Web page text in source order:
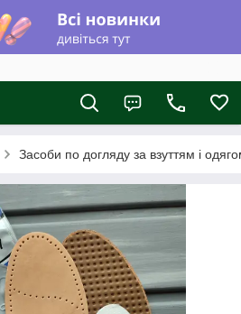
Засоби по догляду за взуттям і